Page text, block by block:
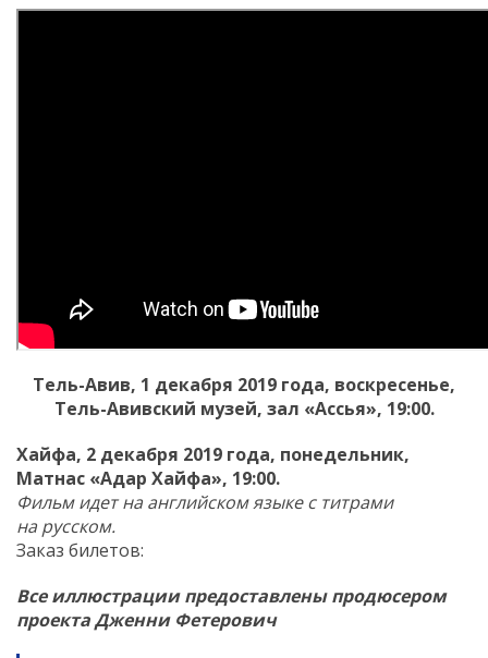
Тель-Авив, 1 декабря 2019 года, воскресенье,
Тель-Авивский музей, зал «Ассья», 19:00.
Хайфа, 2 декабря 2019 года, понедельник,
Матнас «Адар Хайфа», 19:00.
Фильм идет на английском языке с титрами
на русском.
Заказ билетов:
Все иллюстрации предоставлены продюсером
проекта Дженни Фетерович